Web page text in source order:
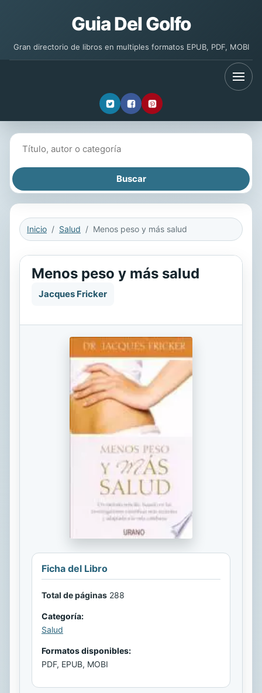
Guia Del Golfo
Gran directorio de libros en multiples formatos EPUB, PDF, MOBI
Inicio Salud Menos peso y más salud
Menos peso y más salud
Jacques Fricker
Ficha del Libro
Total de páginas 288
Categoría:
Salud
Formatos disponibles:
PDF, EPUB, MOBI